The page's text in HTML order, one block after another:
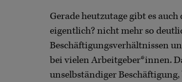
Gerade heutzutage gibt es
eigentlich? nicht mehr so
Beschäftigungsverhältnissen
bei vielen Arbeitgeber*innen.
unselbständiger